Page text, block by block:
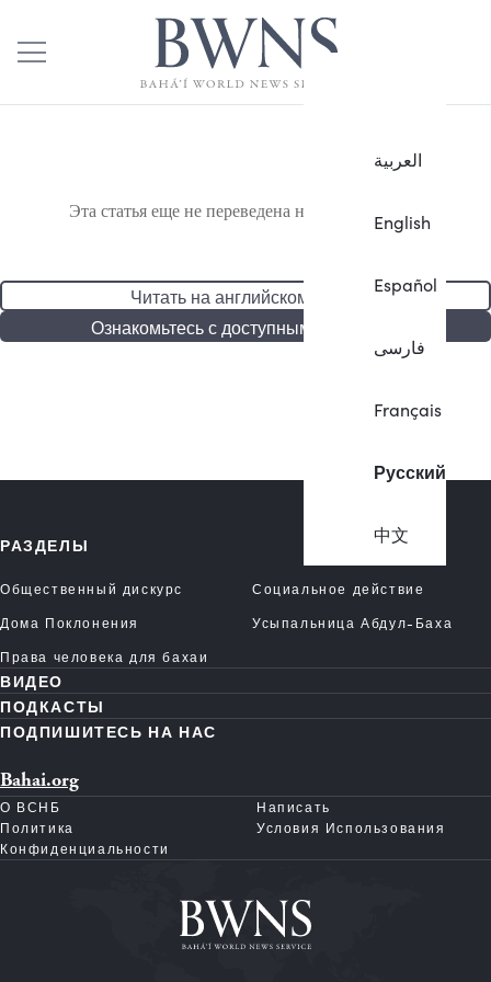
العربية
English
Español
فارسی
Français
Русский
中文
Эта статья еще не переведена на русский язык.
Читать на английском языке
Ознакомьтесь с доступными статьями
РАЗДЕЛЫ
Общественный дискурс
Социальное действие
Дома Поклонения
Усыпальница Абдул-Баха
Права человека для бахаи
ВИДЕО
ПОДКАСТЫ
ПОДПИШИТЕСЬ НА НАС
Bahai.org
О ВСНБ
Написать
Политика
Конфиденциальности
Условия Использования